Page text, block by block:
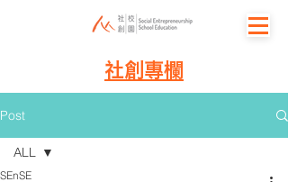
社創專欄
Post
ALL
SEnSE